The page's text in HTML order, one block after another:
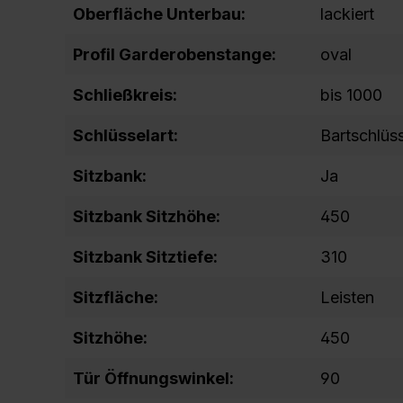
Oberfläche Unterbau: lackiert
Profil Garderobenstange: oval
Schließkreis: bis 1000
Schlüsselart:
Sitzbank: Ja
Sitzbank Sitzhöhe: 450
Sitzbank Sitztiefe: 310
Sitzfläche: Leisten
Sitzhöhe: 450
Tür Öffnungswinkel: 90